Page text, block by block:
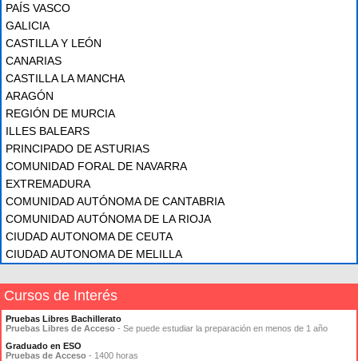
PAÍS VASCO
GALICIA
CASTILLA Y LEÓN
CANARIAS
CASTILLA LA MANCHA
ARAGÓN
REGIÓN DE MURCIA
ILLES BALEARS
PRINCIPADO DE ASTURIAS
COMUNIDAD FORAL DE NAVARRA
EXTREMADURA
COMUNIDAD AUTÓNOMA DE CANTABRIA
COMUNIDAD AUTÓNOMA DE LA RIOJA
CIUDAD AUTONOMA DE CEUTA
CIUDAD AUTONOMA DE MELILLA
Cursos de Interés
Pruebas Libres Bachillerato
Pruebas Libres de Acceso - Se puede estudiar la preparación en menos de 1 año
Graduado en ESO
Pruebas de Acceso - 1400 horas